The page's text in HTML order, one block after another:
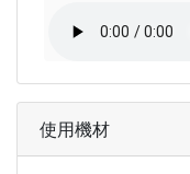
使用機材